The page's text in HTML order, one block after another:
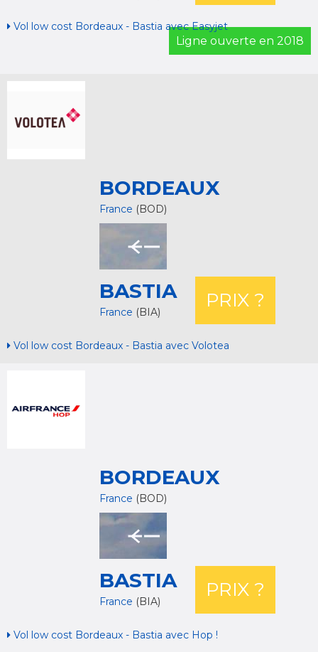
Vol low cost Bordeaux - Bastia avec Easyjet
Ligne ouverte en 2018
BORDEAUX
France (BOD)
BASTIA
France (BIA)
PRIX ?
Vol low cost Bordeaux - Bastia avec Volotea
BORDEAUX
France (BOD)
BASTIA
France (BIA)
PRIX ?
Vol low cost Bordeaux - Bastia avec Hop !